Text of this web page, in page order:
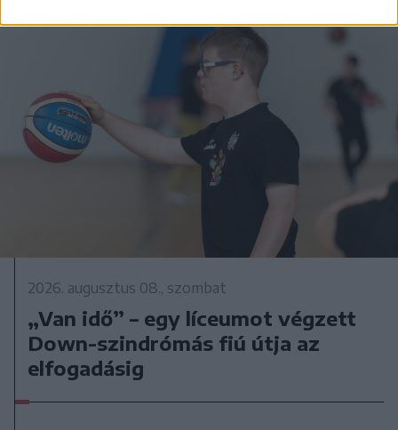
2026. augusztus 08., szombat
„Van idő” – egy líceumot végzett
Down-szindrómás fiú útja az
elfogadásig